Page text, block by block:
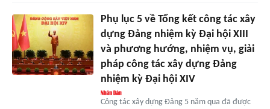
Phụ lục 5 về Tổng kết công tác xây
dựng Đảng nhiệm kỳ Đại hội XIII
và phương hướng, nhiệm vụ, giải
pháp công tác xây dựng Đảng
nhiệm kỳ Đại hội XIV
Công tác xây dựng Đảng 5 năm qua đã được